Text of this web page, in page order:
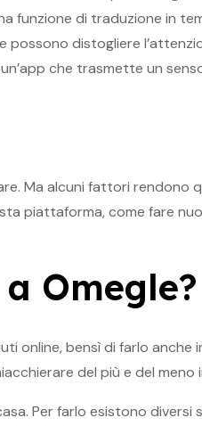
funzione di traduzione in
distogliere
che trasmette un
Ma alcuni fattori rendono
piattaforma, come fare
Omegle?
online, bensì di farlo anche
del più e del meno
Per farlo esistono diversi